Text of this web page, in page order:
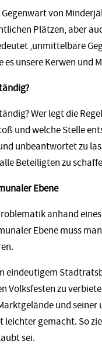
von
Plätzen, aber
‚unmittelbare
unsere Kerwen und
Wer legt die
und welche Stelle
unbeantwortet zu
Beteiligten zu
Ebene
anhand
Ebene muss
eindeutigem
Volksfesten zu
und
leichter gemacht. So
sei.